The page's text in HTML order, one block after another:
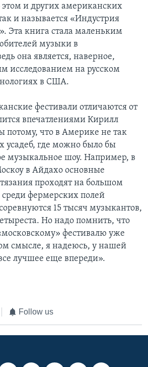
этом и других американских
и называется «Индустрия
Эта книга стала маленьким
музыки в
она является, наверное,
исследованием на русском
в США.
фестивали отличаются от
впечатлениями Кирилл
потому, что в Америке не так
усадеб, где можно было бы
музыкальное шоу. Например, в
в Айдахо основные
проходят на большом
фермерских полей
15 тысяч музыкантов,
Но надо помнить, что
фестивалю уже
смысле, я надеюсь, у нашей
лучшее еще впереди».
Follow us